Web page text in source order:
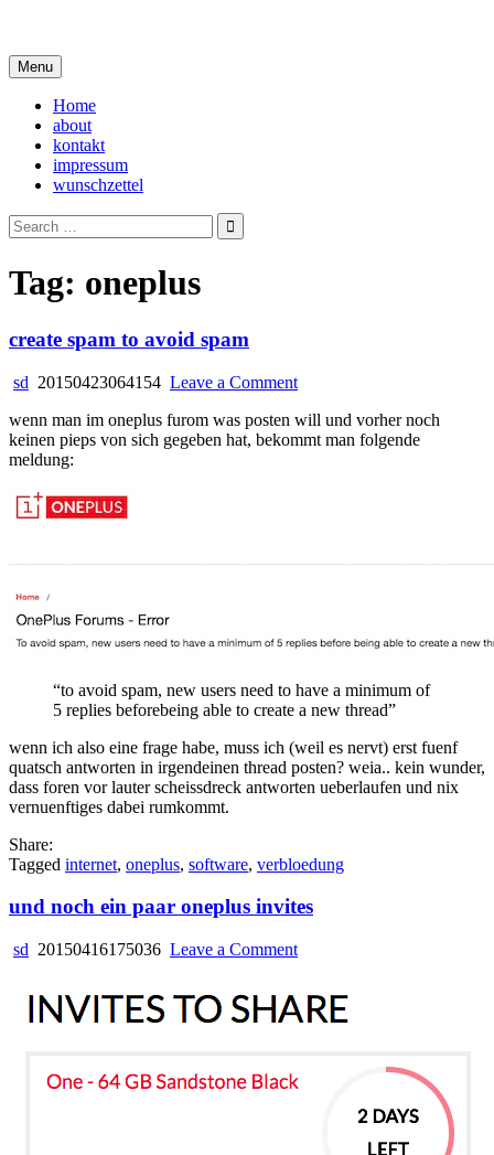
content
Menu
Home
about
kontakt
impressum
wunschzettel
Search
for:
Tag: oneplus
create spam to avoid spam
sd 20150423064154 Leave a Commenton
spam
to
wenn man im oneplus furom was posten will und vorher noch
keinen pieps von sich gegeben hat, bekommt man folgende
meldung:
“to avoid spam, new users need to have a minimum of
5 replies beforebeing able to create a new thread”
wenn ich also eine frage habe, muss ich (weil es nervt) erst fuenf
quatsch antworten in irgendeinen thread posten? weia.. kein wunder,
dass foren vor lauter scheissdreck antworten ueberlaufen und nix
vernuenftiges dabei rumkommt.
Share:
Tagged internet, oneplus, software, verbloedung
und noch ein paar oneplus invites
sd 20150416175036 Leave a Commenton
ein
paar